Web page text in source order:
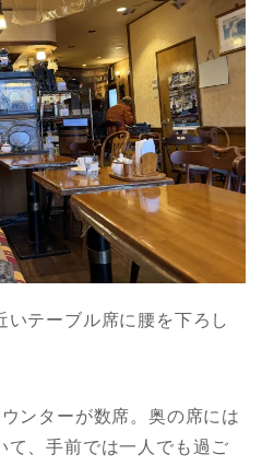
いテーブル席に腰を下ろし
ンターが数席。奥の席には
て、手前では一人でも過ご